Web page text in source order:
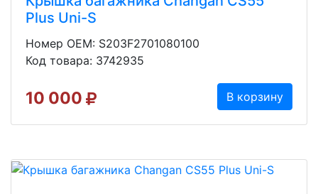
Plus Uni-S
Номер OEM: S203F2701080100
Код товара: 3742935
10 000 В корзину